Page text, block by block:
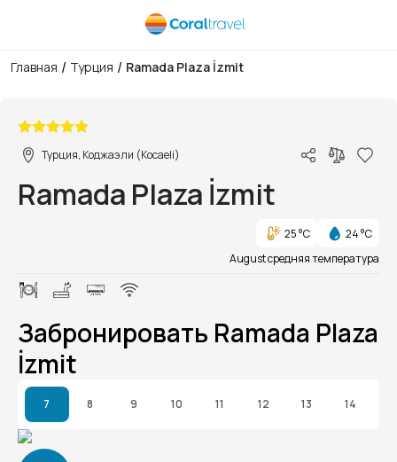
Главная / Турция / Ramada Plaza İzmit
Турция, Коджаэли (Kocaeli)
Ramada Plaza İzmit
25 °C
24 °C
August средняя температура
Забронировать Ramada Plaza
İzmit
7 8 9 10 11 12 13 14